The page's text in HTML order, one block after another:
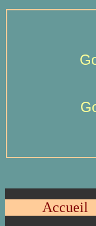
Accueil